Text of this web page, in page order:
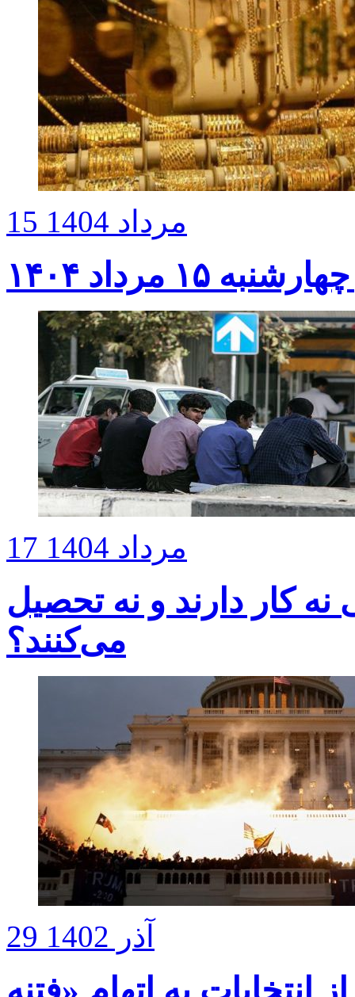
15 مرداد 1404
مرداد ۱۴۰۴
17 مرداد 1404
نه کار دارند و نه تحصیل
می‌کنند؟
29 آذر 1402